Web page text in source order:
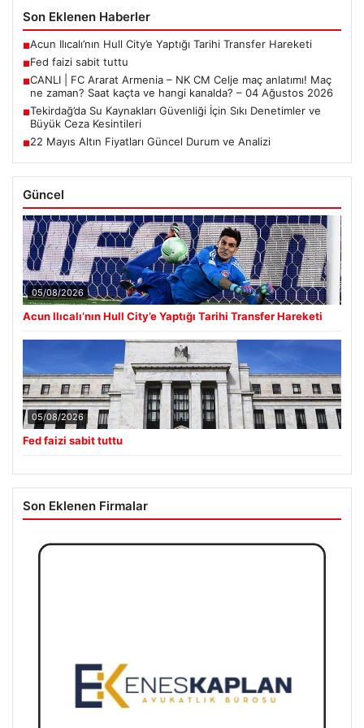
Son Eklenen Haberler
■Acun Ilıcalı’nın Hull City’e Yaptığı Tarihi Transfer Hareketi
■Fed faizi sabit tuttu
■CANLI | FC Ararat Armenia – NK CM Celje maç anlatımı! Maç
ne zaman? Saat kaçta ve hangi kanalda? – 04 Ağustos 2026
■Tekirdağ’da Su Kaynakları Güvenliği İçin Sıkı Denetimler ve
Büyük Ceza Kesintileri
■22 Mayıs Altın Fiyatları Güncel Durum ve Analizi
Güncel
05/08/2026
Acun Ilıcalı’nın Hull City’e Yaptığı Tarihi Transfer Hareketi
05/08/2026
Fed faizi sabit tuttu
Son Eklenen Firmalar